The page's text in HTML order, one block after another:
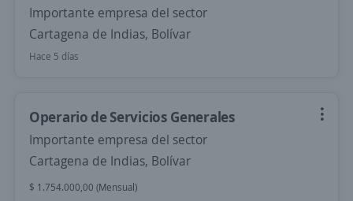
Importante empresa del sector
Cartagena de Indias, Bolívar
Hace 5 días
Operario de Servicios Generales
Importante empresa del sector
Cartagena de Indias, Bolívar
$ 1.754.000,00 (Mensual)